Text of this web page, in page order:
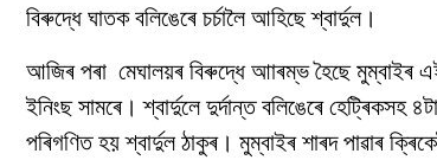
বিৰুদ্ধে ঘাতক বলিঙেৰে চৰ্চালৈ আহিছে শ্বাৰ্দুল।
আজিৰ পৰা মেঘালয়ৰ বিৰুদ্ধে আাৰম্ভ হৈছে মুম্বাইৰ
ইনিংছ সামৰে। শ্বাৰ্দুলে দুৰ্দান্ত বলিঙেৰে হেট্ৰিকসহ
পৰিগণিত হয় শ্বাৰ্দুল ঠাকুৰ। মুম্বাইৰ শাৰদ পাৱাৰ